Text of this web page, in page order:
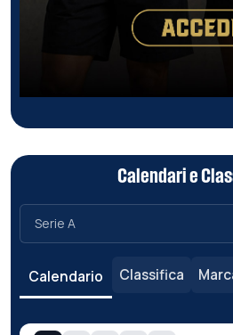
Calendari e
Calendario Classifica